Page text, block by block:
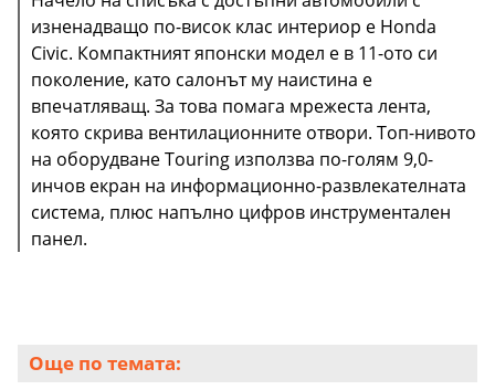
изненадващо по-висок клас интериор е Honda
Civic. Компактният японски модел е в 11-ото си
поколение, като салонът му наистина е
впечатляващ. За това помага мрежеста лента,
която скрива вентилационните отвори. Топ-нивото
на оборудване Touring използва по-голям 9,0-
инчов екран на информационно-развлекателната
система, плюс напълно цифров инструментален
панел.
Още по темата: